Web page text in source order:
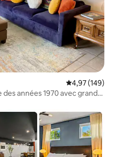
Note
4,97 (149)
années 1970 avec grand